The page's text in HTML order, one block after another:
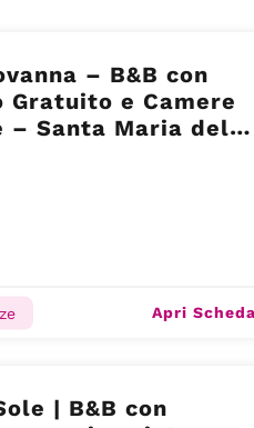
– B&B con
Gratuito e Camere
– Santa Maria del
Apri Scheda
| B&B con